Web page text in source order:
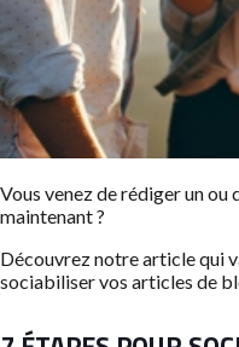
Vous venez de rédiger un ou
maintenant ?
Découvrez notre article qui
sociabiliser vos articles de